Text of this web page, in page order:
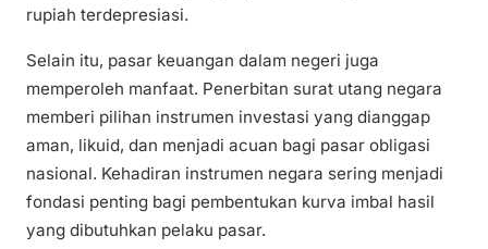
rupiah terdepresiasi.
Selain itu, pasar keuangan dalam negeri juga
memperoleh manfaat. Penerbitan surat utang negara
memberi pilihan instrumen investasi yang dianggap
aman, likuid, dan menjadi acuan bagi pasar obligasi
nasional. Kehadiran instrumen negara sering menjadi
fondasi penting bagi pembentukan kurva imbal hasil
yang dibutuhkan pelaku pasar.